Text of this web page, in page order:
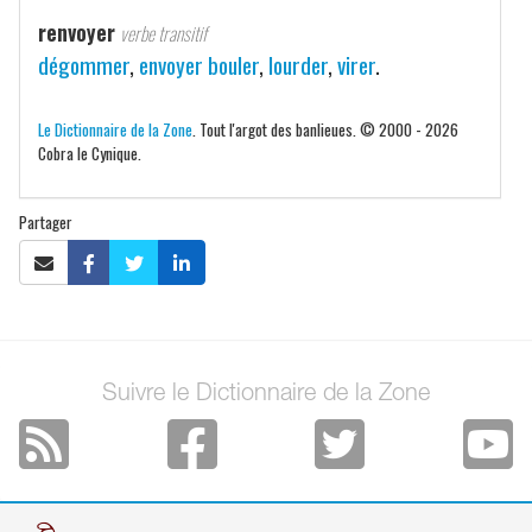
renvoyer verbe transitif
dégommer, envoyer bouler, lourder,virer.
Le Dictionnaire de la Zone . Tout l'argot des banlieues. © 2000 - 2026
Cobra le Cynique.
Partager
Suivre le Dictionnaire de la Zone